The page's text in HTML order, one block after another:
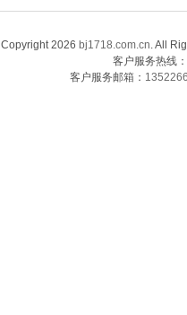
Copyright 2026 bj1718.com.cn. All
客户服务热线
客户服务邮箱：